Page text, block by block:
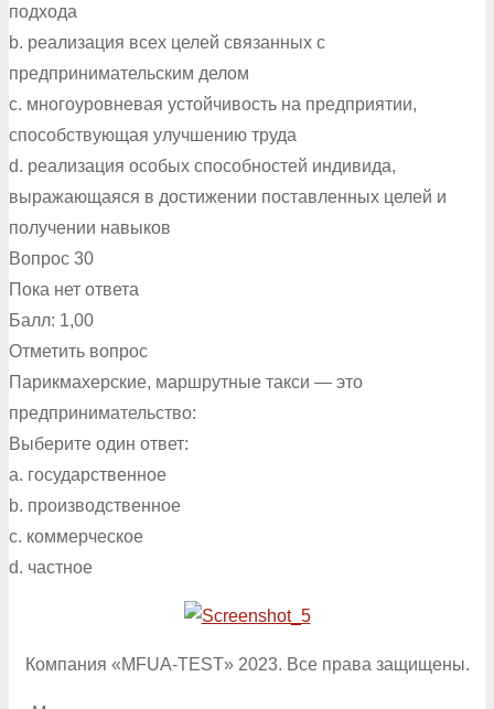
подхода
b. реализация всех целей связанных с
предпринимательским делом
c. многоуровневая устойчивость на предприятии,
способствующая улучшению труда
d. реализация особых способностей индивида,
выражающаяся в достижении поставленных целей и
получении навыков
Вопрос 30
Пока нет ответа
Балл: 1,00
Отметить вопрос
Парикмахерские, маршрутные такси — это
предпринимательство:
Выберите один ответ:
a. государственное
b. производственное
c. коммерческое
d. частное
Компания «MFUA-TEST» 2023. Все права защищены.